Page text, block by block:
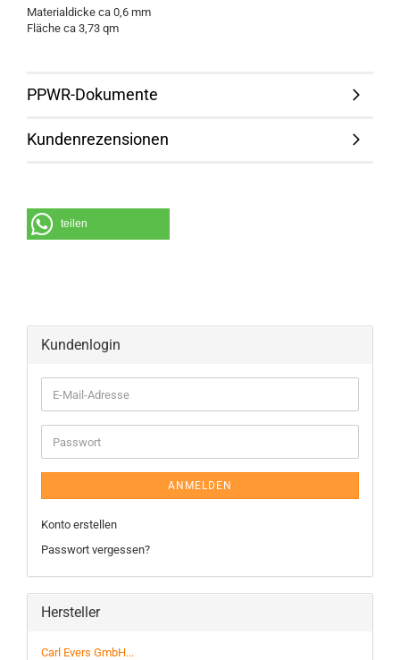
Materialdicke ca 0,6 mm
Fläche ca 3,73 qm
PPWR-Dokumente
Kundenrezensionen
teilen
Kundenlogin
ANMELDEN
Konto erstellen
Passwort vergessen?
Hersteller
Carl Evers GmbH...